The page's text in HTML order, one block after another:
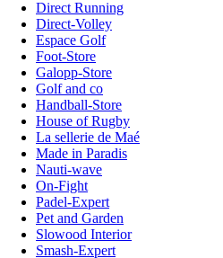
Direct Running
Direct-Volley
Espace Golf
Foot-Store
Galopp-Store
Golf and co
Handball-Store
House of Rugby
La sellerie de Maé
Made in Paradis
Nauti-wave
On-Fight
Padel-Expert
Pet and Garden
Slowood Interior
Smash-Expert